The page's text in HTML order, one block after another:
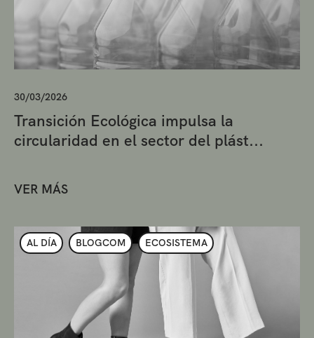
30/03/2026
Transición Ecológica impulsa la
circularidad en el sector del plást...
VER MÁS
AL DÍA BLOGCOM ECOSISTEMA